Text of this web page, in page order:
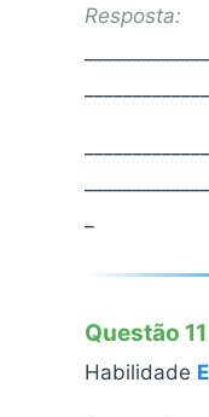
Resposta:
Questão 11
Habilidade